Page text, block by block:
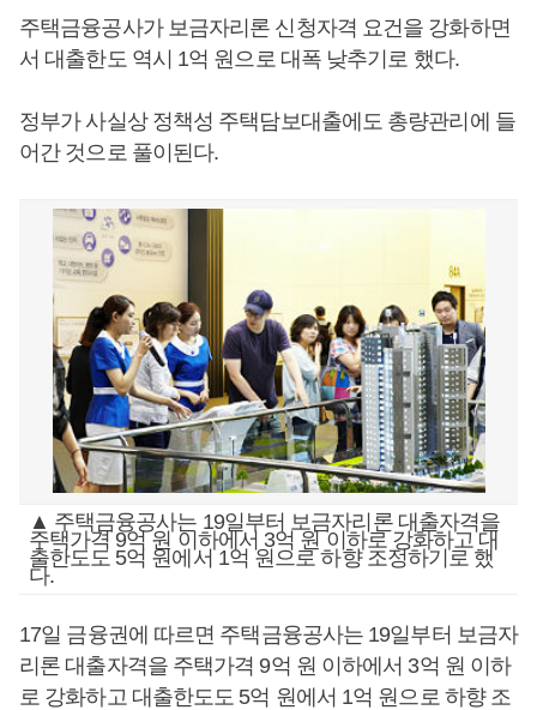
주택금융공사가 보금자리론 신청자격 요건을 강화하면
서 대출한도 역시 1억 원으로 대폭 낮추기로 했다.
정부가 사실상 정책성 주택담보대출에도 총량관리에 들
어간 것으로 풀이된다.
▲ 주택금융공사는 19일부터 보금자리론 대출자격을
주택가격 9억 원 이하에서 3억 원 이하로 강화하고 대
출한도도 5억 원에서 1억 원으로 하향 조정하기로 했
다.
17일 금융권에 따르면 주택금융공사는 19일부터 보금자
리론 대출자격을 주택가격 9억 원 이하에서 3억 원 이하
로 강화하고 대출한도도 5억 원에서 1억 원으로 하향 조